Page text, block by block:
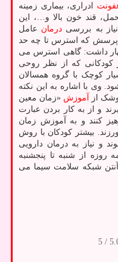
ادراری، بیماری زمینه
قند خون بالا و…، این
به بررسی درمان عامل
پرسش که استرس تا چه حد
داشت: گاهی استرس می
کودکانی که از نظر روحی
کوچک با گروه همسالان
وی با اشاره به این نکته
از آموزش «زمان معین
و از به کار بردن عبارت
کنند و به آموزش زمان
بیشتر کودکان با روش
و نیاز به درمان دارویی
روزه از شنبه تا پنجشنبه
آنتن شبکه سلامت سیما می
/ 5